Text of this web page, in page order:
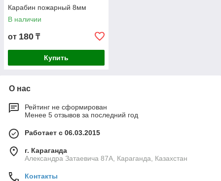
Карабин пожарный 8мм
В наличии
от 180 ₸
Купить
О нас
Рейтинг не сформирован
Менее 5 отзывов за последний год
Работает с 06.03.2015
г. Караганда
Александра Затаевича 87А, Караганда, Казахстан
Контакты